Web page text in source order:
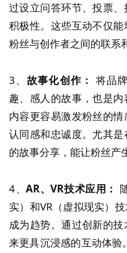
过设立问答环节、投票
积极性。这些互动不仅
粉丝与创作者之间的联系
3、 故事化创作： 将品
趣、感人的故事，也是
内容更容易激发粉丝的
认同感和忠诚度。尤其
的故事分享，能让粉丝产
4、AR、VR技术应用：
实）和VR（虚拟现实）
成为趋势。通过创新的
来更具沉浸感的互动体验